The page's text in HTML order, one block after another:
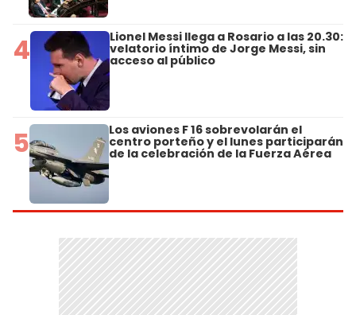
4 Lionel Messi llega a Rosario a las 20.30:
velatorio íntimo de Jorge Messi, sin
acceso al público
5 Los aviones F 16 sobrevolarán el
centro porteño y el lunes participarán
de la celebración de la Fuerza Aérea